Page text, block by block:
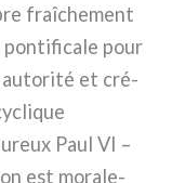
fraî­che­ment
pon­ti­fi­ca­le pour
auto­ri­té et cré­
Paul VI –
est mora­le­